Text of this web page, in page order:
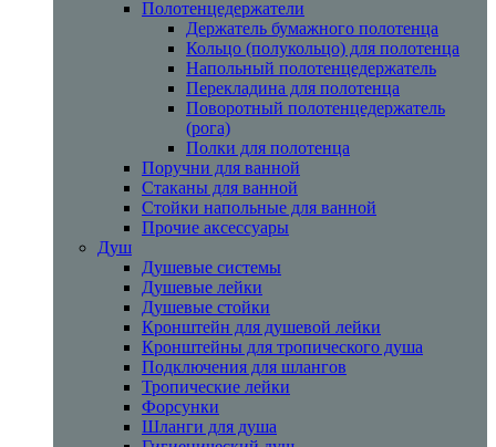
Полотенцедержатели
Держатель бумажного полотенца
Кольцо (полукольцо) для полотенца
Напольный полотенцедержатель
Перекладина для полотенца
Поворотный полотенцедержатель
(рога)
Полки для полотенца
Поручни для ванной
Стаканы для ванной
Стойки напольные для ванной
Прочие аксессуары
Душ
Душевые системы
Душевые лейки
Душевые стойки
Кронштейн для душевой лейки
Кронштейны для тропического душа
Подключения для шлангов
Тропические лейки
Форсунки
Шланги для душа